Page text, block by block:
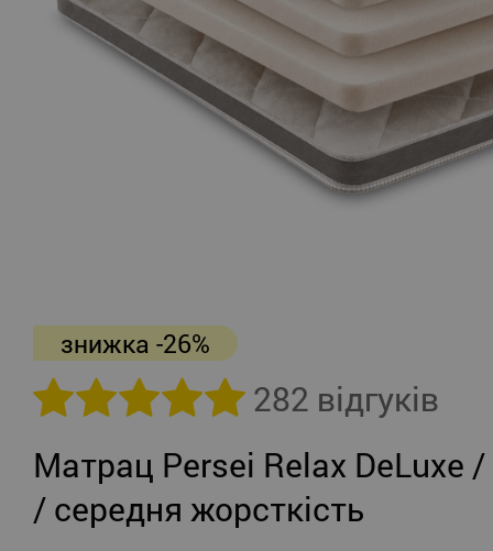
знижка -26%
282 відгуків
Матрац Persei Relax DeLuxe
/ середня жорсткість